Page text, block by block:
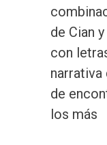
de Cian
con
narrativa
de
los más